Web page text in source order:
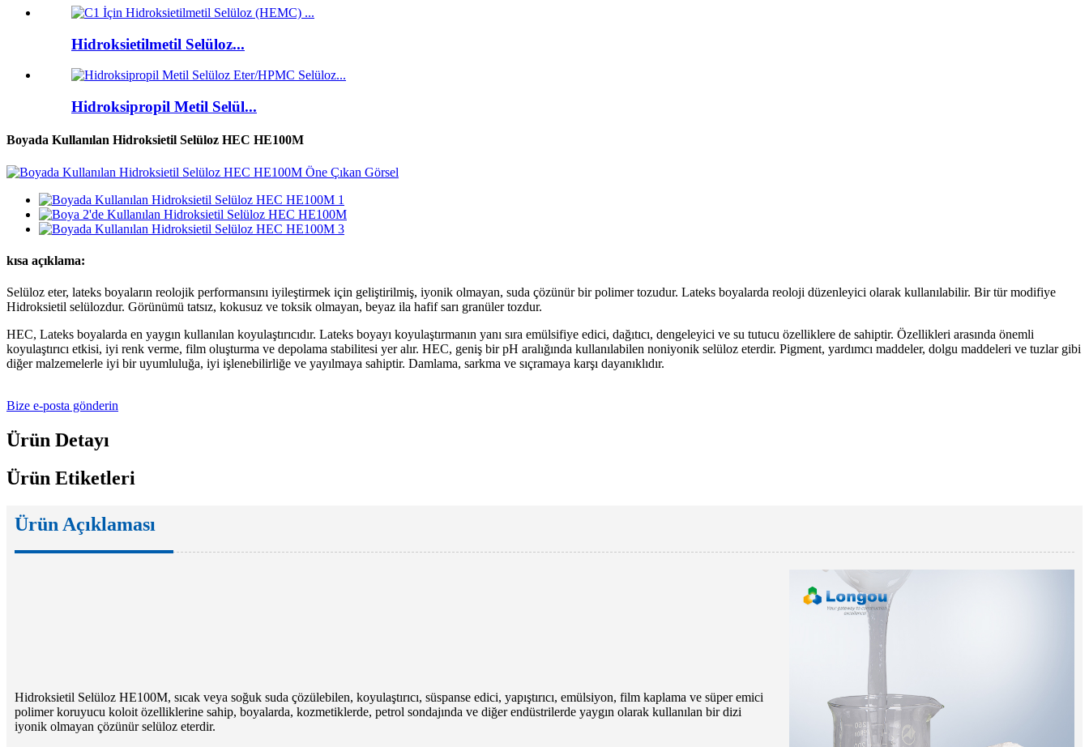
Hidroksietilmetil Selüloz...
Hidroksipropil Metil Selül...
Boyada Kullanılan Hidroksietil Selüloz HEC HE100M
kısa açıklama:
Selüloz eter, lateks boyaların reolojik performansını iyileştirmek için geliştirilmiş, iyonik olmayan, suda çözünür bir polimer tozudur. Lateks boyalarda reoloji düzenleyici olarak kullanılabilir. Bir tür modifiye
Hidroksietil selülozdur. Görünümü tatsız, kokusuz ve toksik olmayan, beyaz ila hafif sarı granüler tozdur.
HEC, Lateks boyalarda en yaygın kullanılan koyulaştırıcıdır. Lateks boyayı koyulaştırmanın yanı sıra emülsifiye edici, dağıtıcı, dengeleyici ve su tutucu özelliklere de sahiptir. Özellikleri arasında önemli
koyulaştırıcı etkisi, iyi renk verme, film oluşturma ve depolama stabilitesi yer alır. HEC, geniş bir pH aralığında kullanılabilen noniyonik selüloz eterdir. Pigment, yardımcı maddeler, dolgu maddeleri ve tuzlar gibi
diğer malzemelerle iyi bir uyumluluğa, iyi işlenebilirliğe ve yayılmaya sahiptir. Damlama, sarkma ve sıçramaya karşı dayanıklıdır.
Bize e-posta gönderin
Ürün Detayı
Ürün Etiketleri
Ürün Açıklaması
Hidroksietil Selüloz HE100M, sıcak veya soğuk suda çözülebilen, koyulaştırıcı, süspanse edici, yapıştırıcı, emülsiyon, film kaplama ve süper emici
polimer koruyucu koloit özelliklerine sahip, boyalarda, kozmetiklerde, petrol sondajında ​​ve diğer endüstrilerde yaygın olarak kullanılan bir dizi
iyonik olmayan çözünür selüloz eterdir.